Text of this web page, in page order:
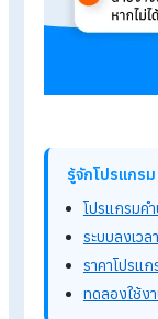
นอกจากนี้ ยัง
ติด และเสริม
สามารถทำได้ห